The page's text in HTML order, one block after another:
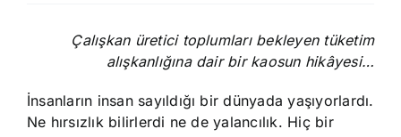
Çalışkan üretici toplumları bekleyen tüketim
alışkanlığına dair bir kaosun hikâyesi…
İnsanların insan sayıldığı bir dünyada yaşıyorlardı.
Ne hırsızlık bilirlerdi ne de yalancılık. Hiç bir